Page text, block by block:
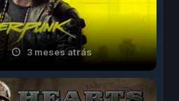
3 meses atrás